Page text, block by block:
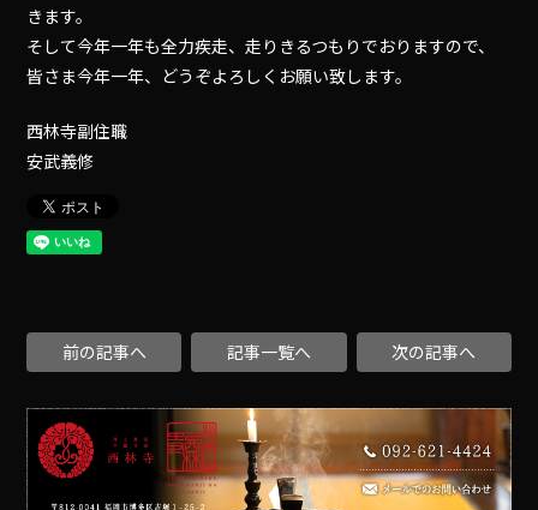
きます。
そして今年一年も全力疾走、走りきるつもりでおりますので、
皆さま今年一年、どうぞよろしくお願い致します。
西林寺副住職
安武義修
前の記事へ 記事一覧へ 次の記事へ